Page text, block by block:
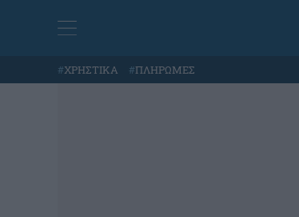
#ΧΡΗΣΤΙΚΑ #ΠΛΗΡΩΜΕΣ